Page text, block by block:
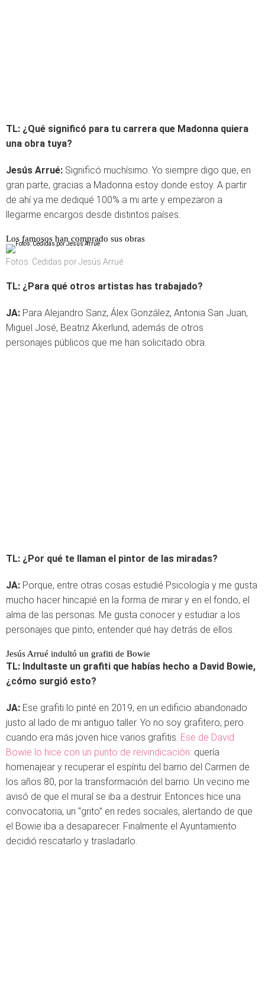
TL: ¿Qué significó para tu carrera que Madonna quiera
una obra tuya?
Jesús Arrué: Significó muchísimo. Yo siempre digo que, en
gran parte, gracias a Madonna estoy donde estoy. A partir
de ahí ya me dediqué 100% a mi arte y empezaron a
llegarme encargos desde distintos países.
Los famosos han comprado sus obras
Fotos: Cedidas por Jesús Arrué
TL: ¿Para qué otros artistas has trabajado?
JA: Para Alejandro Sanz, Álex González, Antonia San Juan,
Miguel José, Beatriz Äkerlund, además de otros
personajes públicos que me han solicitado obra.
TL: ¿Por qué te llaman el pintor de las miradas?
JA: Porque, entre otras cosas estudié Psicología y me gusta
mucho hacer hincapié en la forma de mirar y en el fondo, el
alma de las personas. Me gusta conocer y estudiar a los
personajes que pinto, entender qué hay detrás de ellos.
Jesús Arrué indultó un grafiti de Bowie
TL: Indultaste un grafiti que habías hecho a David Bowie,
¿cómo surgió esto?
JA: Ese grafiti lo pinté en 2019, en un edificio abandonado
justo al lado de mi antiguo taller. Yo no soy grafitero, pero
cuando era más joven hice varios grafitis. Ese de David
Bowie lo hice con un punto de reivindicación: quería
homenajear y recuperar el espíritu del barrio del Carmen de
los años 80, por la transformación del barrio. Un vecino me
avisó de que el mural se iba a destruir. Entonces hice una
convocatoria, un “grito” en redes sociales, alertando de que
el Bowie iba a desaparecer. Finalmente el Ayuntamiento
decidió rescatarlo y trasladarlo.